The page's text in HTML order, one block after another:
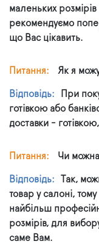
маленьких
рекомендуємо
що Вас цікавить.
Питання: Як я
Відповідь:
При
готівкою або
доставки -
Питання: Чи
Відповідь:
Так,
товар у салоні,
найбільш
розмірів, для
саме Вам.